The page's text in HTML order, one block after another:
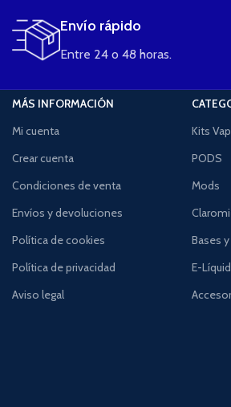
Envío rápido
Entre 24 o 48 horas.
MÁS INFORMACIÓN
Mi cuenta
Crear cuenta
Condiciones de venta
Envíos y devoluciones
Política de cookies
Política de privacidad
Aviso legal
Kits
PODS
Mods
Bases
E-